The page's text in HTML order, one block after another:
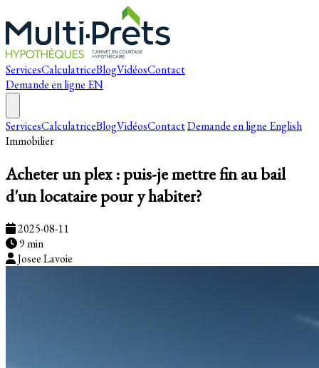
ServicesCalculatriceBlogVidéosContact
Demande en ligne EN
ServicesCalculatriceBlogVidéosContactDemande en ligne English
Immobilier
Acheter un plex : puis-je mettre fin au bail
d'un locataire pour y habiter?
2025-08-11
9 min
Josee Lavoie